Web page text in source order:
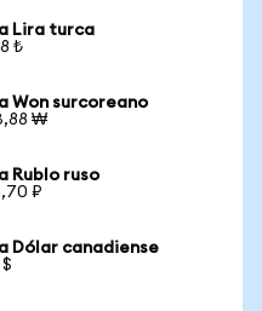
Lira turca
₺
Won surcoreano
₩
Rublo ruso
₽
Dólar canadiense